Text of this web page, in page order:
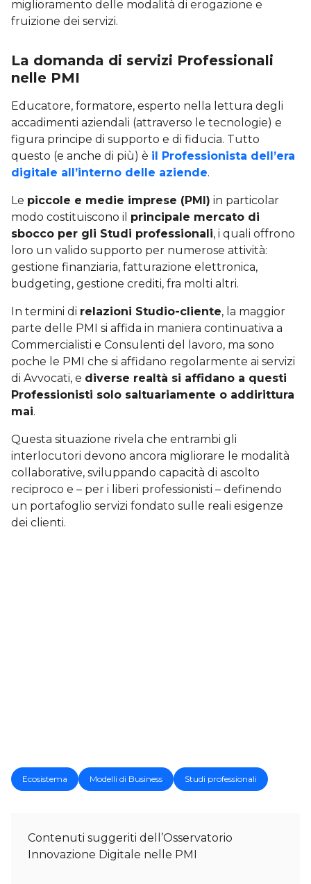
miglioramento delle modalità di erogazione e
fruizione dei servizi.
La domanda di servizi Professionali
nelle PMI
Educatore, formatore, esperto nella lettura degli
accadimenti aziendali (attraverso le tecnologie) e
figura principe di supporto e di fiducia. Tutto
questo (e anche di più) è il Professionista dell’era
digitale all’interno delle aziende.
Le piccole e medie imprese (PMI) in particolar
modo costituiscono il principale mercato di
sbocco per gli Studi professionali, i quali offrono
loro un valido supporto per numerose attività:
gestione finanziaria, fatturazione elettronica,
budgeting, gestione crediti, fra molti altri.
In termini di relazioni Studio-cliente, la maggior
parte delle PMI si affida in maniera continuativa a
Commercialisti e Consulenti del lavoro, ma sono
poche le PMI che si affidano regolarmente ai servizi
di Avvocati, e diverse realtà si affidano a questi
Professionisti solo saltuariamente o addirittura
mai.
Questa situazione rivela che entrambi gli
interlocutori devono ancora migliorare le modalità
collaborative, sviluppando capacità di ascolto
reciproco e – per i liberi professionisti – definendo
un portafoglio servizi fondato sulle reali esigenze
dei clienti.
Ecosistema Modelli di Business Studi professionali
Contenuti suggeriti dell’Osservatorio
Innovazione Digitale nelle PMI